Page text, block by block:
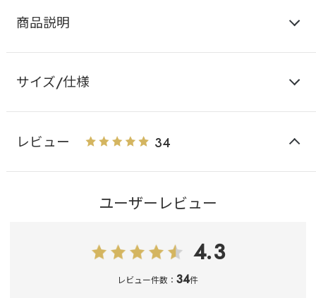
商品説明
サイズ/仕様
レビュー 34
ユーザーレビュー
4.3
レビュー件数：34件